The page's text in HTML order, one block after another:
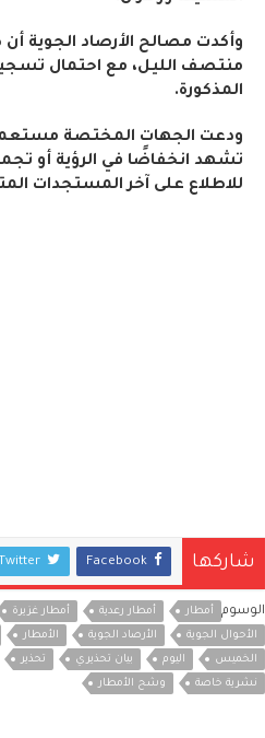
وأكدت مصالح الأرصاد الجوية أن
منتصف الليل، مع احتمال
المذكورة.
ودعت الجهات المختصة
تشهد انخفاضًا في الرؤية أو
للاطلاع على آخر المستجدات
شاركها Facebook
Twitter
الوسوم أمطار أمطار رعدية أمطار غزيرة
الأحوال الجوية
الأرصاد الجوية الأمطار
الخميس
اليوم بيان تحذيري تحذير
نشرية خاصة
وشح الأمطار